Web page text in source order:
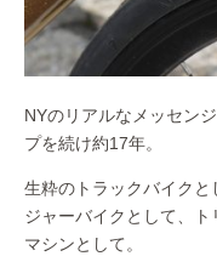
NYのリアルなメッセン
プを続け約17年。
生粋のトラックバイク
ジャーバイクとして、
マシンとして。